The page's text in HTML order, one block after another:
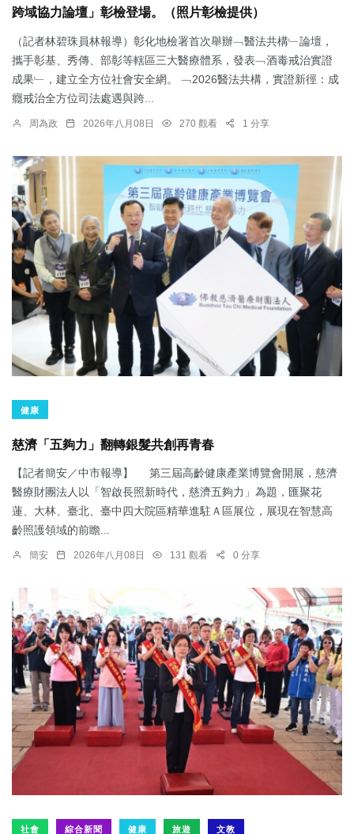
跨域協力論壇」彰檢登場。（照片彰檢提供）
（記者林碧珠員林報導）彰化地檢署首次舉辦﹁醫法共構﹂論壇，
攜手彰基、秀傳、部彰等轄區三大醫療體系，發表﹁酒毒戒治實證
成果﹂，建立全方位社會安全網。 ﹁2026醫法共構，實證新徑：成
癮戒治全方位司法處遇與跨...
周為政 2026年八月08日 270 觀看 1 分享
健康
慈濟「五夠力」翻轉銀髮共創再青春
【記者簡安／中市報導】 第三屆高齡健康產業博覽會開展，慈濟
醫療財團法人以「智啟長照新時代，慈濟五夠力」為題，匯聚花
蓮、大林、臺北、臺中四大院區精華進駐Ａ區展位，展現在智慧高
齡照護領域的前瞻...
簡安 2026年八月08日 131 觀看 0 分享
社會 綜合新聞 健康 旅遊 文教